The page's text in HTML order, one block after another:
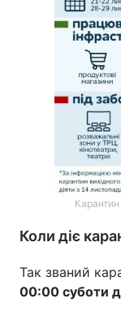
Карантин
Коли діє
Так званий
00:00 суботи